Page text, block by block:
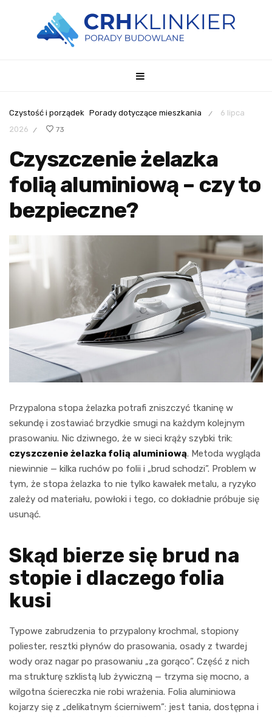
Czystość i porządek Porady dotyczące mieszkania /
6 lipca
2026
/ 73
Czyszczenie żelazka
folią aluminiową – czy to
bezpieczne?
Przypalona stopa żelazka potrafi zniszczyć tkaninę w
sekundę i zostawiać brzydkie smugi na każdym kolejnym
prasowaniu. Nic dziwnego, że w sieci krąży szybki trik:
czyszczenie żelazka folią aluminiową. Metoda wygląda
niewinnie — kilka ruchów po folii i „brud schodzi”. Problem w
tym, że stopa żelazka to nie tylko kawałek metalu, a ryzyko
zależy od materiału, powłoki i tego, co dokładnie próbuje się
usunąć.
Skąd bierze się brud na
stopie i dlaczego folia
kusi
Typowe zabrudzenia to przypalony krochmal, stopiony
poliester, resztki płynów do prasowania, osady z twardej
wody oraz nagar po prasowaniu „za gorąco”. Część z nich
ma strukturę szklistą lub żywiczną — trzyma się mocno, a
wilgotna ściereczka nie robi wrażenia. Folia aluminiowa
kojarzy się z „delikatnym ścierniwem”: jest tania, dostępna i